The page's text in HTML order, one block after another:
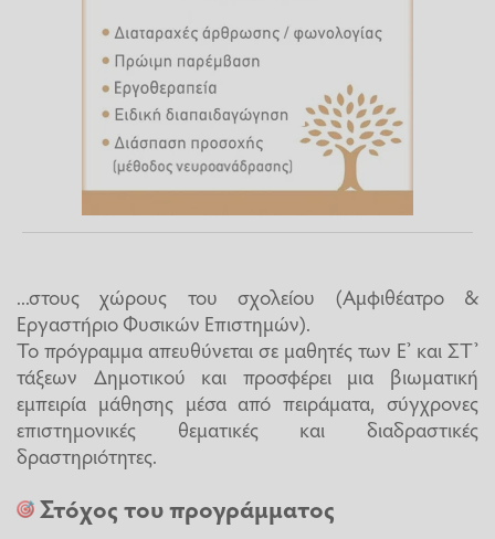
...στους χώρους του σχολείου (Αμφιθέατρο &
Εργαστήριο Φυσικών Επιστημών).
Το πρόγραμμα απευθύνεται σε μαθητές των Ε’ και ΣΤ’
τάξεων Δημοτικού και προσφέρει μια βιωματική
εμπειρία μάθησης μέσα από πειράματα, σύγχρονες
επιστημονικές θεματικές και διαδραστικές
δραστηριότητες.
Στόχος του προγράμματος